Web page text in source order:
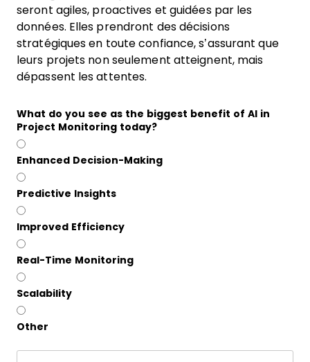
seront agiles, proactives et guidées par les
données. Elles prendront des décisions
stratégiques en toute confiance, s’assurant que
leurs projets non seulement atteignent, mais
dépassent les attentes.
What do you see as the biggest benefit of AI in
Project Monitoring today?
Enhanced Decision-Making
Predictive Insights
Improved Efficiency
Real-Time Monitoring
Scalability
Other